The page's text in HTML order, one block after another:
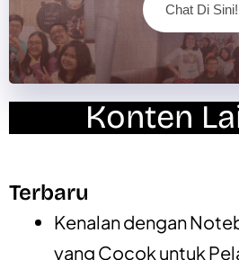
Chat Di Sini!
Konten
Terbaru
Kenalan dengan
yang Cocok untuk